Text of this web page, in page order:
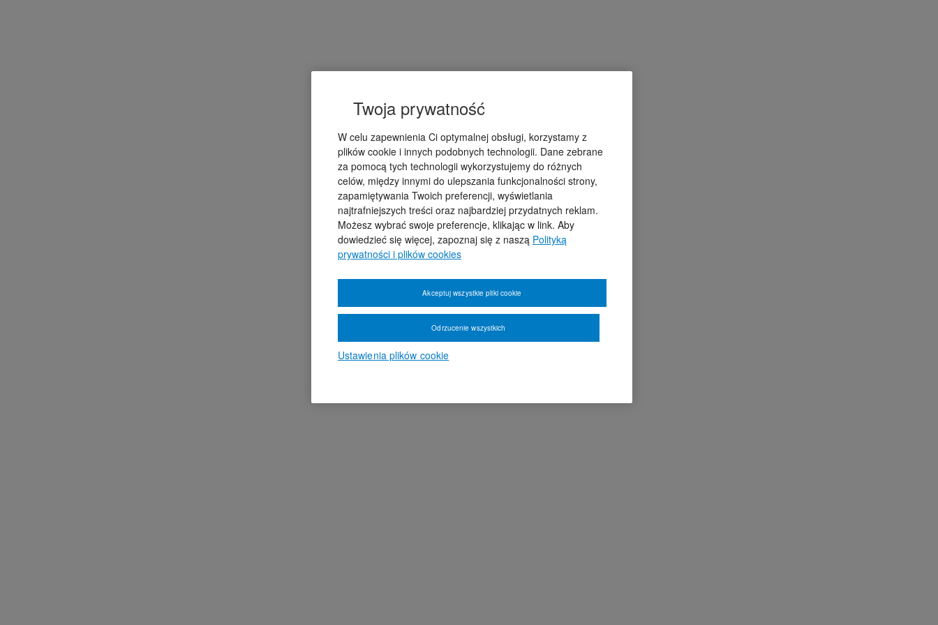
Twoja prywatność
W celu zapewnienia Ci optymalnej obsługi, korzystamy z
plików cookie i innych podobnych technologii. Dane zebrane
za pomocą tych technologii wykorzystujemy do różnych
celów, między innymi do ulepszania funkcjonalności strony,
zapamiętywania Twoich preferencji, wyświetlania
najtrafniejszych treści oraz najbardziej przydatnych reklam.
Możesz wybrać swoje preferencje, klikając w link. Aby
dowiedzieć się więcej, zapoznaj się z naszą Polityką
prywatności i plików cookies
Ustawienia plików cookie
Odrzucenie wszystkich
Akceptuj wszystkie pliki cookie